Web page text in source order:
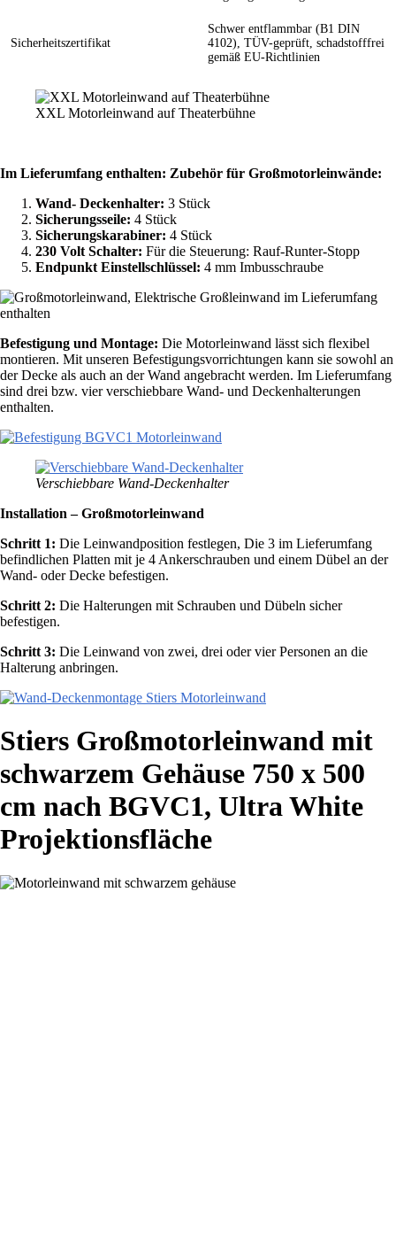
Sicherheitszertifikat
Schwer entflammbar (B1 DIN
4102), TÜV-geprüft, schadstofffrei
gemäß EU-Richtlinien
XXL Motorleinwand auf Theaterbühne
Im Lieferumfang enthalten: Zubehör für Großmotorleinwände:
Wand- Deckenhalter: 3 Stück
Sicherungsseile: 4 Stück
Sicherungskarabiner: 4 Stück
230 Volt Schalter: Für die Steuerung: Rauf-Runter-Stopp
Endpunkt Einstellschlüssel: 4 mm Imbusschraube
Befestigung und Montage: Die Motorleinwand lässt sich flexibel
montieren. Mit unseren Befestigungsvorrichtungen kann sie sowohl an
der Decke als auch an der Wand angebracht werden. Im Lieferumfang
sind drei bzw. vier verschiebbare Wand- und Deckenhalterungen
enthalten.
Verschiebbare Wand-Deckenhalter
Installation – Großmotorleinwand
Schritt 1: Die Leinwandposition festlegen, Die 3 im Lieferumfang
befindlichen Platten mit je 4 Ankerschrauben und einem Dübel an der
Wand- oder Decke befestigen.
Schritt 2: Die Halterungen mit Schrauben und Dübeln sicher
befestigen.
Schritt 3: Die Leinwand von zwei, drei oder vier Personen an die
Halterung anbringen.
Stiers Großmotorleinwand mit
schwarzem Gehäuse 750 x 500
cm nach BGVC1, Ultra White
Projektionsfläche